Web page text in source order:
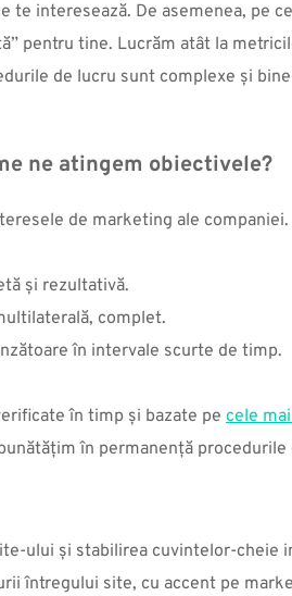
te interesează. De asemenea, pe
pentru tine. Lucrăm atât la
de lucru sunt complexe și
ne atingem obiectivele?
de marketing ale
și rezultativă.
complet.
în intervale scurte de timp.
în timp și bazate pe cele
în permanență procedurile
ului şi stabilirea cuvintelor-cheie
întregului site, cu accent pe